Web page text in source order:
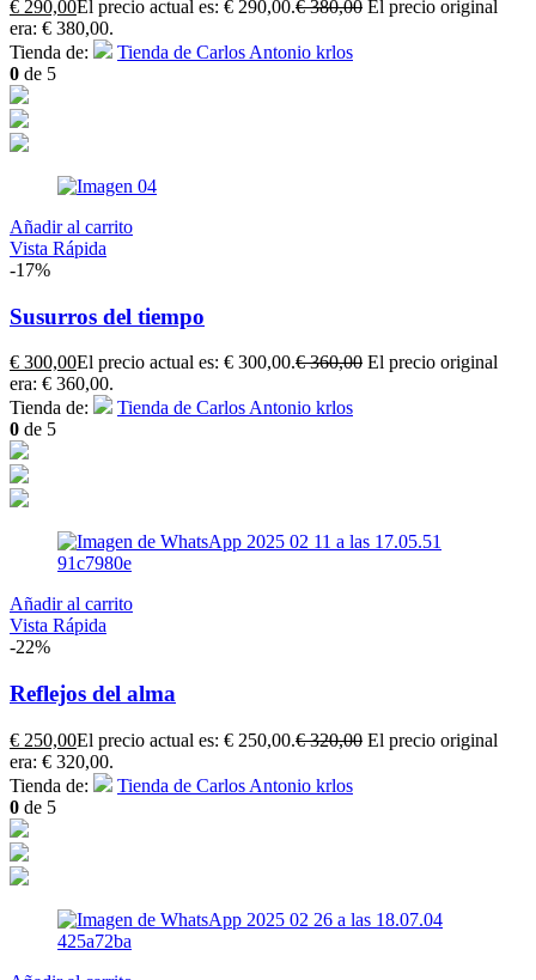
€ 290,00El precio actual es: € 290,00.€380,00 El precio original
era: € 380,00.
Tienda de:
Tienda de Carlos Antonio krlos
0 de 5
Añadir al carrito
Vista Rápida
-17%
Susurros del tiempo
€ 300,00El precio actual es: € 300,00.€360,00 El precio original
era: € 360,00.
Tienda de:
Tienda de Carlos Antonio krlos
0 de 5
Añadir al carrito
Vista Rápida
-22%
Reflejos del alma
€ 250,00El precio actual es: € 250,00.€320,00 El precio original
era: € 320,00.
Tienda de:
Tienda de Carlos Antonio krlos
0 de 5